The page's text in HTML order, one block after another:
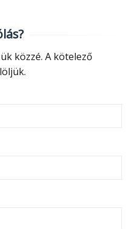
közzé. A kötelező